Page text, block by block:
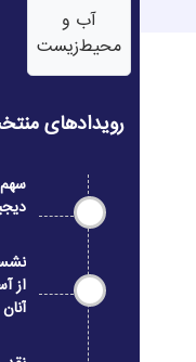
آب‌ و
محیط‌زیست
رویدادهای
سهم
از